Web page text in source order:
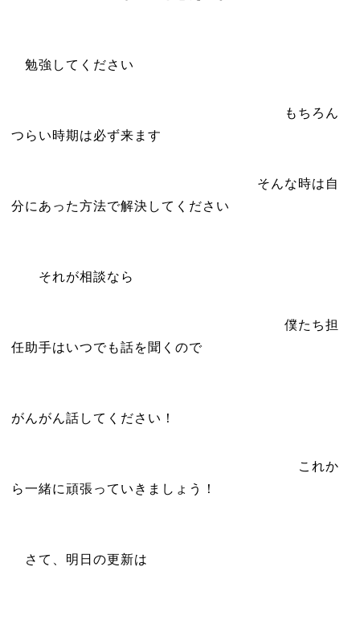
勉強してください
もちろん
つらい時期は必ず来ます
そんな時は自
分にあった方法で解決してください
それが相談なら
僕たち担
任助手はいつでも話を聞くので
がんがん話してください！
これか
ら一緒に頑張っていきましょう！
さて、明日の更新は